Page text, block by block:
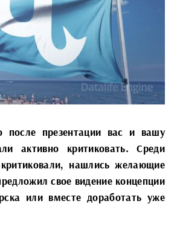
после презентации вас и вашу
активно критиковать. Среди
нашлись желающие
свое видение концепции
или вместе доработать уже